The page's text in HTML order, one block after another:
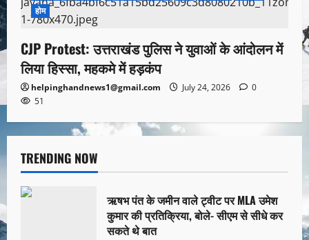
होम
CJP Protest: उत्तराखंड पुलिस ने युवाओं के आंदोलन में
लिया हिस्सा, महकमे में हड़कंप
helpinghandnews1@gmail.com July 24, 2026
0
51
TRENDING NOW
ऋषभ पंत के जमीन वाले ट्वीट पर MLA उमेश
कुमार की प्रतिक्रिया, बोले- सीएम से सीधे कर
सकते थे बात